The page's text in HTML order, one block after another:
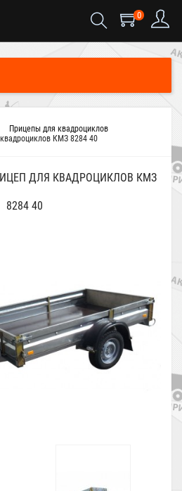
0
Прицепы для квадроциклов
КМЗ 8284 40
ДЛЯ КВАДРОЦИКЛОВ КМЗ
8284 40